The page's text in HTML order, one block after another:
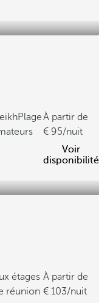
PlageÀ partir de
95/nuit
Voir
disponibilité
étages
réunion
À partir de
103/nuit